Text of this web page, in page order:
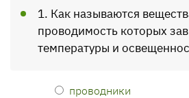
1. Как называются
проводимость которых
температуры и
проводники